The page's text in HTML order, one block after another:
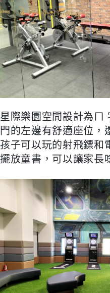
星際樂園空間設計為ㄇ
門的左邊有舒適座位，
孩子可以玩的射飛鏢和
擺放童書，可以讓家長